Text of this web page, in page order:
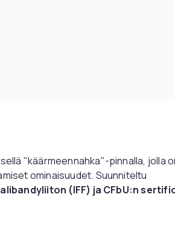
"käärmeennahka"-pinnalla, jolla
ominaisuudet. Suunniteltu
(IFF) ja CFbU:n